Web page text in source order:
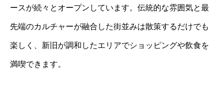
ースが続々とオープンしています。伝統的な雰囲気と最
先端のカルチャーが融合した街並みは散策するだけでも
楽しく、新旧が調和したエリアでショッピングや飲食を
満喫できます。